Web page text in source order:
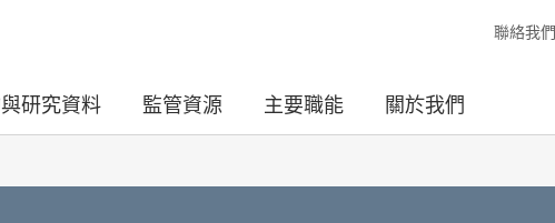
聯絡我們
研究資料 監管資源 主要職能 關於我們